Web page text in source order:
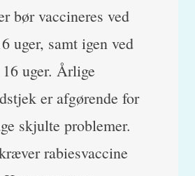
bør vaccineres ved
uger, samt igen ved
uger. Årlige
er afgørende for
skjulte problemer.
rabiesvaccine